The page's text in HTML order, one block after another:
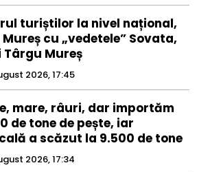
turiștilor la nivel național,
cu „vedetele” Sovata,
Târgu Mureș
2026, 17:45
mare, râuri, dar importăm
de tone de pește, iar
a scăzut la 9.500 de tone
2026, 17:34